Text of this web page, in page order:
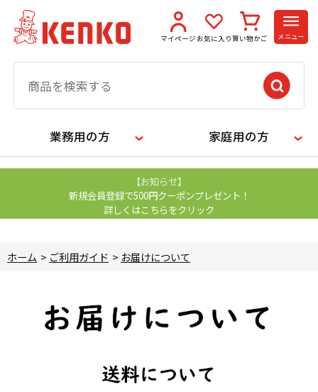
マイページ お気に入り 買い物かご メニュー
業務用の方 家庭用の方
【お知らせ】
新規会員登録で500円クーポンプレゼント！
詳しくはこちらをクリック
ホーム > ご利用ガイド > お届けについて